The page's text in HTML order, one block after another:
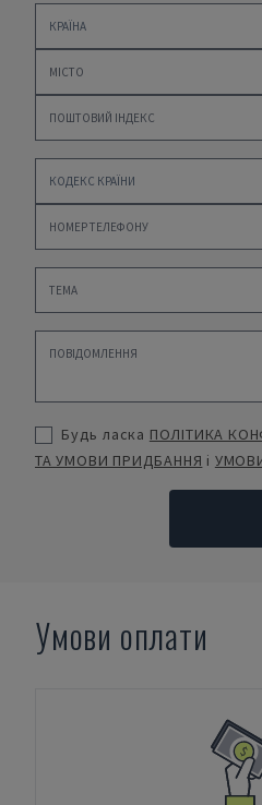
Будь ласка ПОЛІТИКА
ТА УМОВИ ПРИДБАННЯ і
Умови оплати